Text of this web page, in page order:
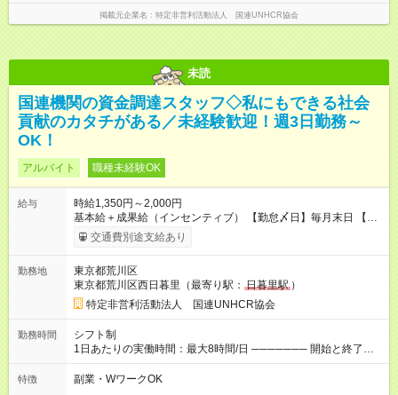
掲載元企業名 特定非営利活動法人 国連UNHCR協会
未読
国連機関の資金調達スタッフ◇私にもできる社会
貢献のカタチがある／未経験歓迎！週3日勤務～
OK！
アルバイト 職種未経験OK
給与
時給1,350円～2,000円
基本給＋成果給（インセンティブ） 【勤怠〆日】毎月末日 【給
与支払】翌月15日 下記はモデルの月収例です。詳細は面接でご
案内します。 ────── モデル月収 ────── 【週3日／月12日
万(時給1400円～) 【週4日／月16日勤務の場合】 1年目:月収
20.5万(時給1350円～) 2年目:月収25.6万(時給1400円～) 【週5日
／月22日勤務の場合】 1年目:月収28.1万(時給1350円～) 2年目:
月収35.0万(時給1400円～) ※上記は1日8時間換算、成果給を加
算した目安金額です ◇時間外手当 ◇通勤手当 ◇健康管理補助 ◇
インフルエンザ予防接種補助 ◇成果給（個人業績／月毎）​ ◇チ
次昇給制度 ◇昇格制度 【試用期間】試用期間あり 試用期間の長
さ：1ヶ月 雇用形態、給与は本採用時と同じです。 初回は1か月
交通費別途支給あり
勤務地
東京都荒川区
東京都荒川区西日暮里（最寄り駅： 日暮里駅 ）
特定非営利活動法人 国連UNHCR協会
勤務時間
シフト制
1日あたりの実働時間：最大8時間/日 ─────── 開始と終了時
間 ─────── 8:00～21:00の中でシフト制 ※実働8時間（休憩
60分） ※活動場所により開始・終了時間は変動 ─────── 選
特徴 副業・WワークOK